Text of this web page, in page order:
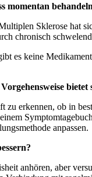
momentan
Sklerose hat
chronisch
es keine
bietet
erkennen, ob in
anpassen.
anhören, aber